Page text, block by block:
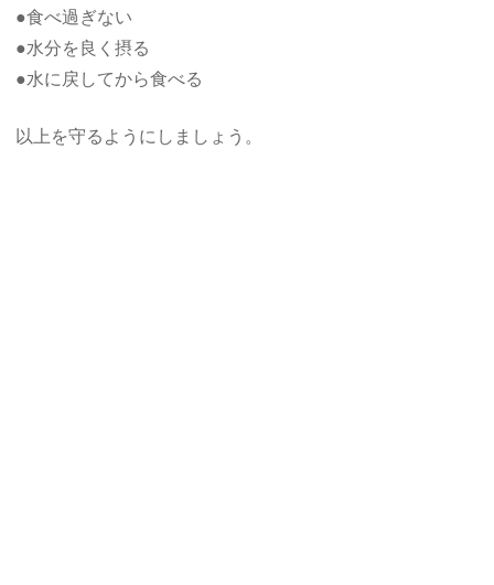
●食べ過ぎない
●水分を良く摂る
●水に戻してから食べる
以上を守るようにしましょう。